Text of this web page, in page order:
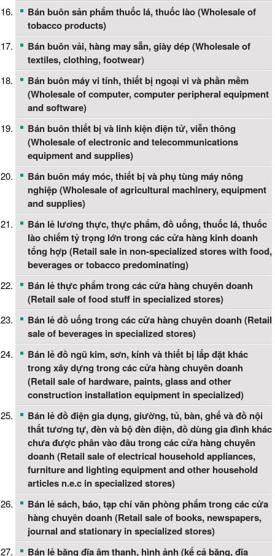
Bán buôn sản phẩm thuốc lá, thuốc lào (Wholesale of
tobacco products)
Bán buôn vải, hàng may sẵn, giày dép (Wholesale of
textiles, clothing, footwear)
Bán buôn máy vi tính, thiết bị ngoại vi và phần mềm
(Wholesale of computer, computer peripheral equipment
and software)
Bán buôn thiết bị và linh kiện điện tử, viễn thông
(Wholesale of electronic and telecommunications
equipment and supplies)
Bán buôn máy móc, thiết bị và phụ tùng máy nông
nghiệp (Wholesale of agricultural machinery, equipment
and supplies)
Bán lẻ lương thực, thực phẩm, đồ uống, thuốc lá, thuốc
lào chiếm tỷ trọng lớn trong các cửa hàng kinh doanh
tổng hợp (Retail sale in non-specialized stores with food,
beverages or tobacco predominating)
Bán lẻ thực phẩm trong các cửa hàng chuyên doanh
(Retail sale of food stuff in specialized stores)
Bán lẻ đồ uống trong các cửa hàng chuyên doanh (Retail
sale of beverages in specialized stores)
Bán lẻ đồ ngũ kim, sơn, kính và thiết bị lắp đặt khác
trong xây dựng trong các cửa hàng chuyên doanh
(Retail sale of hardware, paints, glass and other
construction installation equipment in specialized)
Bán lẻ đồ điện gia dụng, giường, tủ, bàn, ghế và đồ nội
thất tương tự, đèn và bộ đèn điện, đồ dùng gia đình khác
chưa được phân vào đâu trong các cửa hàng chuyên
doanh (Retail sale of electrical household appliances,
furniture and lighting equipment and other household
articles n.e.c in specialized stores)
Bán lẻ sách, báo, tạp chí văn phòng phẩm trong các cửa
hàng chuyên doanh (Retail sale of books, newspapers,
journal and stationary in specialized stores)
Bán lẻ băng đĩa âm thanh, hình ảnh (kể cả băng, đĩa